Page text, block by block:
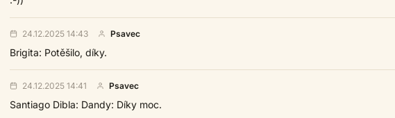
24.12.2025 14:43 Psavec
Brigita: Potěšilo, díky.
24.12.2025 14:41 Psavec
Santiago Dibla: Dandy: Díky moc.